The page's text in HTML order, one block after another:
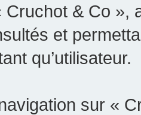
Cruchot & Co »,
et
qu’utilisateur.
sur «